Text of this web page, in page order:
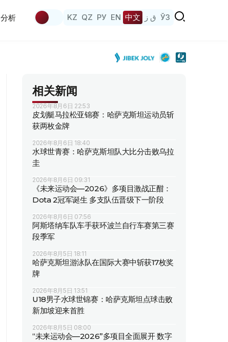
分析 KZ QZ РУ EN 中文 ق ز ЎЗ
相关新闻
2026年8月6日 22:53
皮划艇马拉松亚锦赛：哈萨克斯坦运动员斩
获两枚金牌
2026年8月6日 18:40
水球世青赛：哈萨克斯坦队大比分击败乌拉
圭
2026年8月6日 09:31
《未来运动会—2026》多项目激战正酣：
Dota 2冠军诞生 多支队伍晋级下一阶段
2026年8月6日 07:56
阿斯塔纳车队车手获环波兰自行车赛第三赛
段季军
2026年8月5日 18:11
哈萨克斯坦游泳队在国际大赛中斩获17枚奖
牌
2026年8月5日 13:51
U18男子水球世锦赛：哈萨克斯坦点球击败
新加坡迎来首胜
2026年8月5日 08:00
“未来运动会—2026”多项目全面展开 数字